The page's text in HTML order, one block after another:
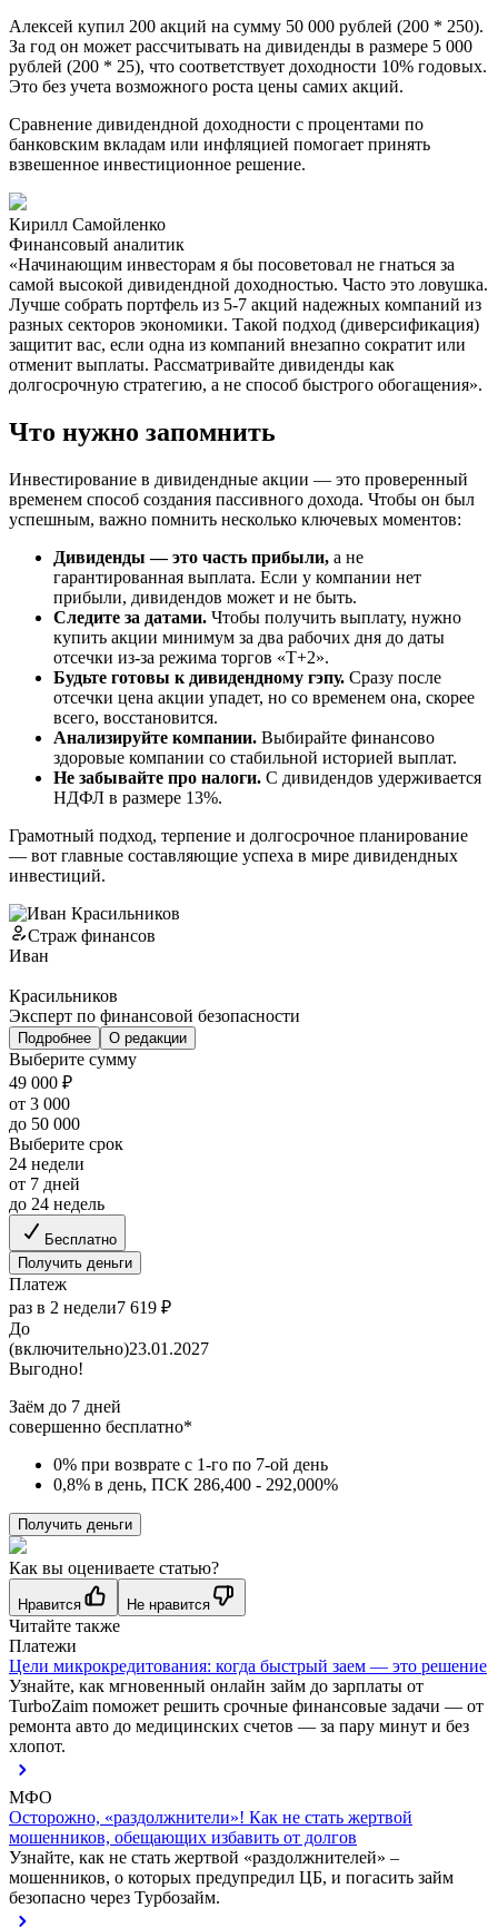
Алексей купил 200 акций на сумму 50 000 рублей (200 * 250).
За год он может рассчитывать на дивиденды в размере 5 000
рублей (200 * 25), что соответствует доходности 10% годовых.
Это без учета возможного роста цены самих акций.
Сравнение дивидендной доходности с процентами по
банковским вкладам или инфляцией помогает принять
взвешенное инвестиционное решение.
Кирилл Самойленко
Финансовый аналитик
«Начинающим инвесторам я бы посоветовал не гнаться за
самой высокой дивидендной доходностью. Часто это ловушка.
Лучше собрать портфель из 5-7 акций надежных компаний из
разных секторов экономики. Такой подход (диверсификация)
защитит вас, если одна из компаний внезапно сократит или
отменит выплаты. Рассматривайте дивиденды как
долгосрочную стратегию, а не способ быстрого обогащения».
Что нужно запомнить
Инвестирование в дивидендные акции — это проверенный
временем способ создания пассивного дохода. Чтобы он был
успешным, важно помнить несколько ключевых моментов:
Дивиденды — это часть прибыли, а не
гарантированная выплата. Если у компании нет
прибыли, дивидендов может и не быть.
Следите за датами. Чтобы получить выплату, нужно
купить акции минимум за два рабочих дня до даты
отсечки из-за режима торгов «Т+2».
Будьте готовы к дивидендному гэпу. Сразу после
отсечки цена акции упадет, но со временем она, скорее
всего, восстановится.
Анализируйте компании. Выбирайте финансово
здоровые компании со стабильной историей выплат.
Не забывайте про налоги. С дивидендов удерживается
НДФЛ в размере 13%.
Грамотный подход, терпение и долгосрочное планирование
— вот главные составляющие успеха в мире дивидендных
инвестиций.
Страж финансов
Иван
Красильников
Эксперт по финансовой безопасности
Подробнее О редакции
Выберите сумму
49 000 ₽
от 3 000
до 50 000
Выберите срок
24 недели
от 7 дней
до 24 недель
Бесплатно
Получить деньги
Платеж
раз в 2 недели7 619 ₽
До
(включительно)23.01.2027
Выгодно!
Заём до 7 дней
совершенно бесплатно*
0% при возврате с 1-го по 7-ой день
0,8% в день, ПСК 286,400 - 292,000%
Получить деньги
Как вы оцениваете статью?
Нравится Не нравится
Читайте также
Платежи
Цели микрокредитования: когда быстрый заем — это решение
Узнайте, как мгновенный онлайн займ до зарплаты от
TurboZaim поможет решить срочные финансовые задачи — от
ремонта авто до медицинских счетов — за пару минут и без
хлопот.
МФО
Осторожно, «раздолжнители»! Как не стать жертвой
мошенников, обещающих избавить от долгов
Узнайте, как не стать жертвой «раздолжнителей» –
мошенников, о которых предупредил ЦБ, и погасить займ
безопасно через Турбозайм.